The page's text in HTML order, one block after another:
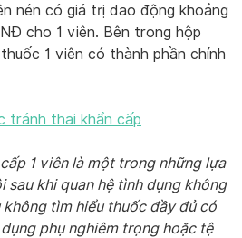
nén có giá trị dao động khoảng
cho 1 viên. Bên trong hộp
1 viên có thành phần chính
tránh thai khẩn cấp
1 viên là một trong những lựa
sau khi quan hệ tình dụng không
không tìm hiểu thuốc đầy đủ có
phụ nghiêm trọng hoặc tệ